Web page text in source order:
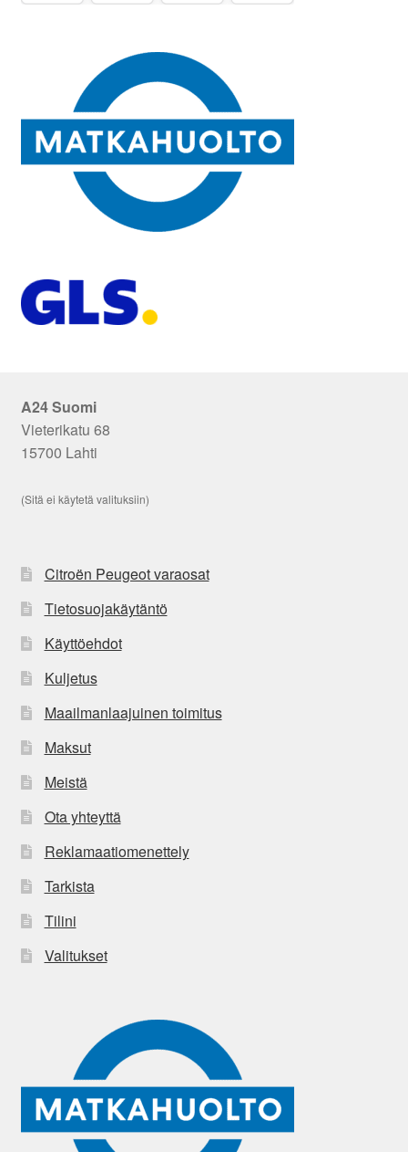
A24 Suomi
Vieterikatu 68
15700 Lahti
(Sitä ei käytetä valituksiin)
Citroën Peugeot varaosat
Tietosuojakäytäntö
Käyttöehdot
Kuljetus
Maailmanlaajuinen toimitus
Maksut
Meistä
Ota yhteyttä
Reklamaatiomenettely
Tarkista
Tilini
Valitukset